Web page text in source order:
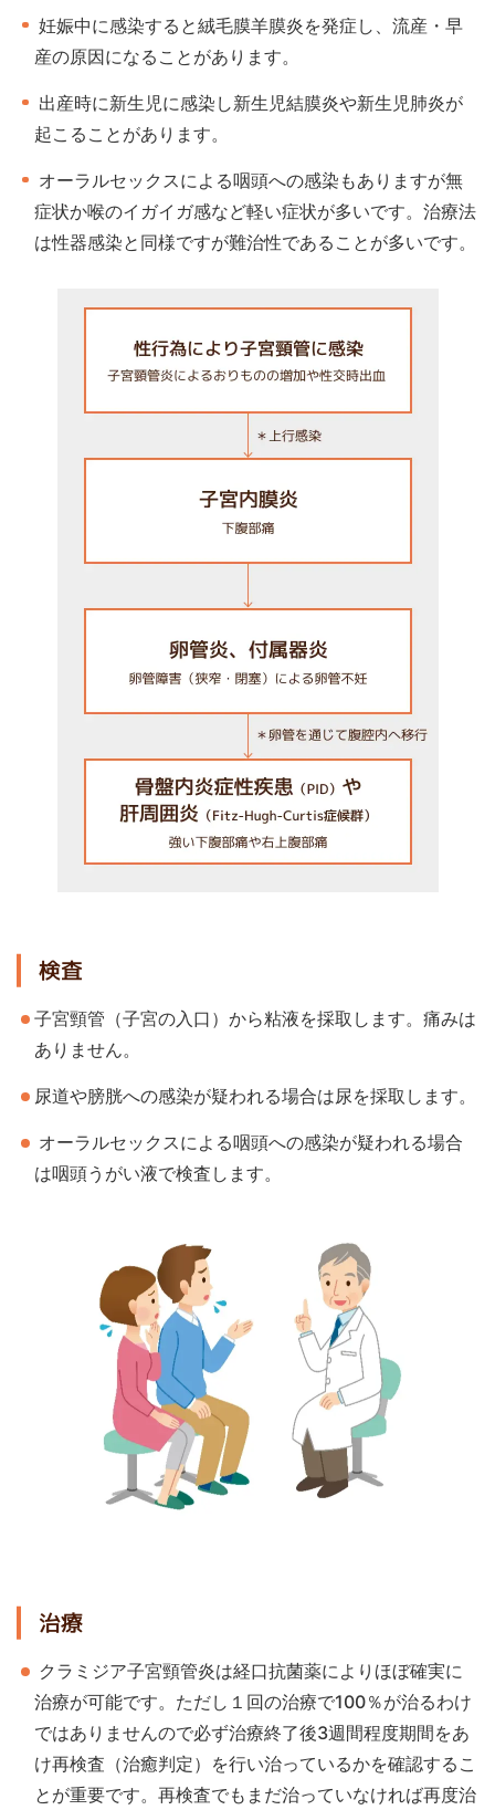
妊娠中に感染すると絨毛膜羊膜炎を発症し、流産・早
産の原因になることがあります。
出産時に新生児に感染し新生児結膜炎や新生児肺炎が
起こることがあります。
オーラルセックスによる咽頭への感染もありますが無
症状か喉のイガイガ感など軽い症状が多いです。治療法
は性器感染と同様ですが難治性であることが多いです。
検査
子宮頸管（子宮の入口）から粘液を採取します。痛みは
ありません。
尿道や膀胱への感染が疑われる場合は尿を採取します。
オーラルセックスによる咽頭への感染が疑われる場合
は咽頭うがい液で検査します。
治療
クラミジア子宮頸管炎は経口抗菌薬によりほぼ確実に
治療が可能です。ただし１回の治療で100％が治るわけ
ではありませんので必ず治療終了後3週間程度期間をあ
け再検査（治癒判定）を行い治っているかを確認するこ
とが重要です。再検査でもまだ治っていなければ再度治